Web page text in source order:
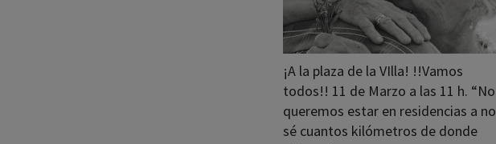
¡A la plaza de la VIlla! !!Vamos
todos!! 11 de Marzo a las 11 h. “No
queremos estar en residencias a no
sé cuantos kilómetros de donde